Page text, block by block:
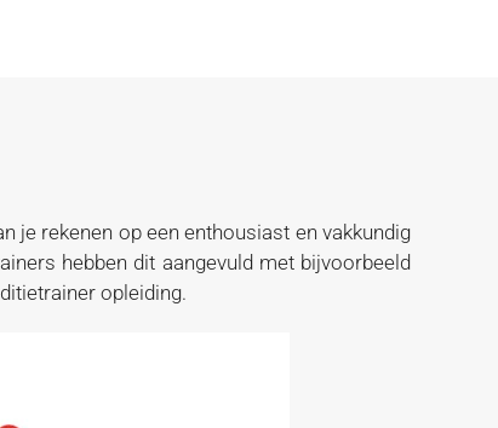
je rekenen op een enthousiast en vakkundig
hebben dit aangevuld met bijvoorbeeld
opleiding.